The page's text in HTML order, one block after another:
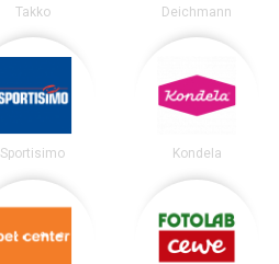
Takko Deichmann
Sportisimo Kondela